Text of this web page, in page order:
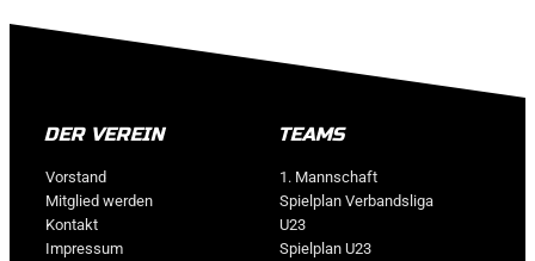
DER VEREIN
Vorstand
Mitglied werden
Kontakt
Impressum
TEAMS
1. Mannschaft
Spielplan Verbandsliga
U23
Spielplan U23